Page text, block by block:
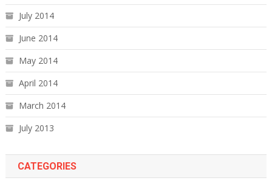
July 2014
June 2014
May 2014
April 2014
March 2014
July 2013
CATEGORIES